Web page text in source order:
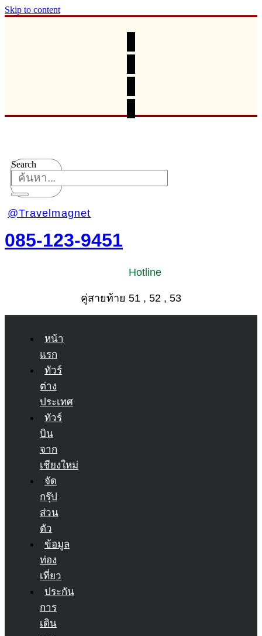
Skip to content
Search
@Travelmagnet
085-123-9451
Hotline
คู่สายท้าย 51 , 52 , 53
หน้า
แรก
ทัวร์
ต่าง
ประเทศ
ทัวร์
บิน
จาก
เชียงใหม่
จัด
กรุ๊ป
ส่วน
ตัว
ข้อมูล
ท่อง
เที่ยว
ประกัน
การ
เดิน